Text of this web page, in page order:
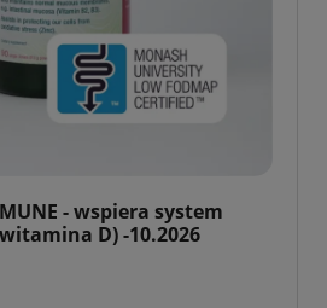
- wspiera system
D) -10.2026